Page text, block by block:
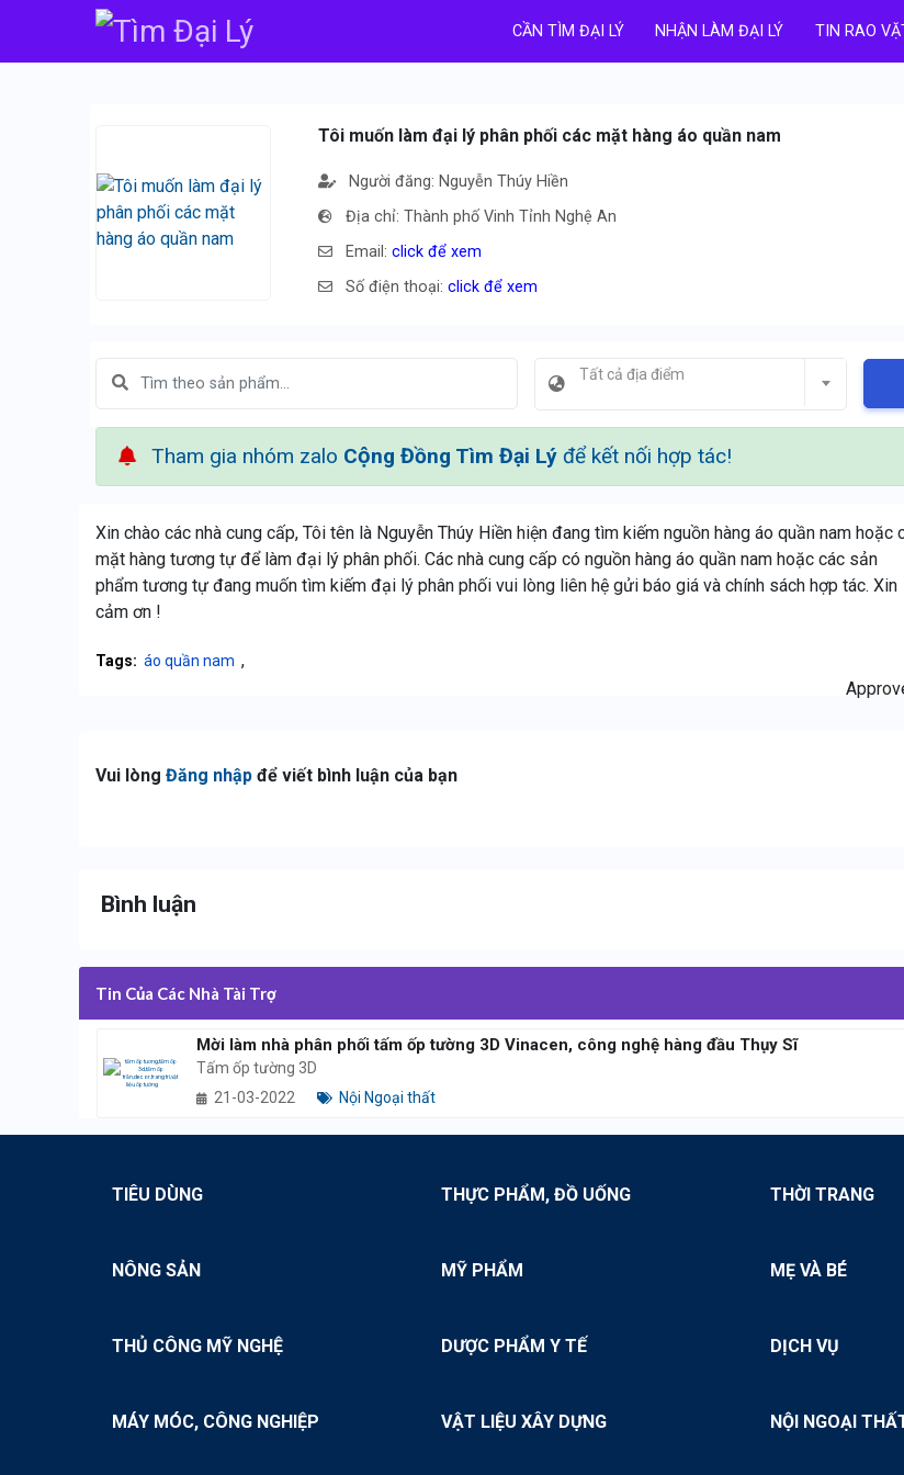
CẦN TÌM ĐẠI LÝ NHẬN LÀM ĐẠI LÝ TIN RAO
Tôi muốn làm đại lý phân phối các mặt hàng áo quần nam
Người đăng: Nguyễn Thúy Hiền
Địa chỉ: Thành phố Vinh Tỉnh Nghệ An
Email:click để xem
Số điện thoại:click để xem
Tất cả địa điểm
Tham gia nhóm zalo Cộng Đồng Tìm Đại Lý để kết nối hợp tác!
Xin chào các nhà cung cấp, Tôi tên là Nguyễn Thúy Hiền hiện đang tìm kiếm nguồn hàng áo quần nam hoặc
mặt hàng tương tự để làm đại lý phân phối. Các nhà cung cấp có nguồn hàng áo quần nam hoặc các sản
phẩm tương tự đang muốn tìm kiếm đại lý phân phối vui lòng liên hệ gửi báo giá và chính sách hợp tác. Xin
cảm ơn !
Tags: áo quần nam ,
Vui lòng Đăng nhập để viết bình luận của bạn
Bình luận
Tin Của Các Nhà Tài Trợ
Mời làm nhà phân phối tấm ốp tường 3D Vinacen, công nghệ hàng đầu Thụy Sĩ
Tấm ốp tường 3D
21-03-2022
Nội Ngoại thất
TIÊU DÙNG THỰC PHẨM, ĐỒ UỐNG THỜI TRANG
NÔNG SẢN MỸ PHẨM MẸ VÀ BÉ
THỦ CÔNG MỸ NGHỆ DƯỢC PHẨM Y TẾ DỊCH VỤ
MÁY MÓC, CÔNG NGHIỆP VẬT LIỆU XÂY DỰNG NỘI NGOẠI